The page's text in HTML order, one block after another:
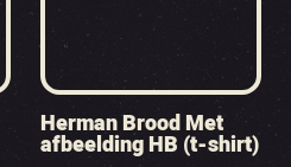
Herman Brood Met
afbeelding HB (t-shirt)